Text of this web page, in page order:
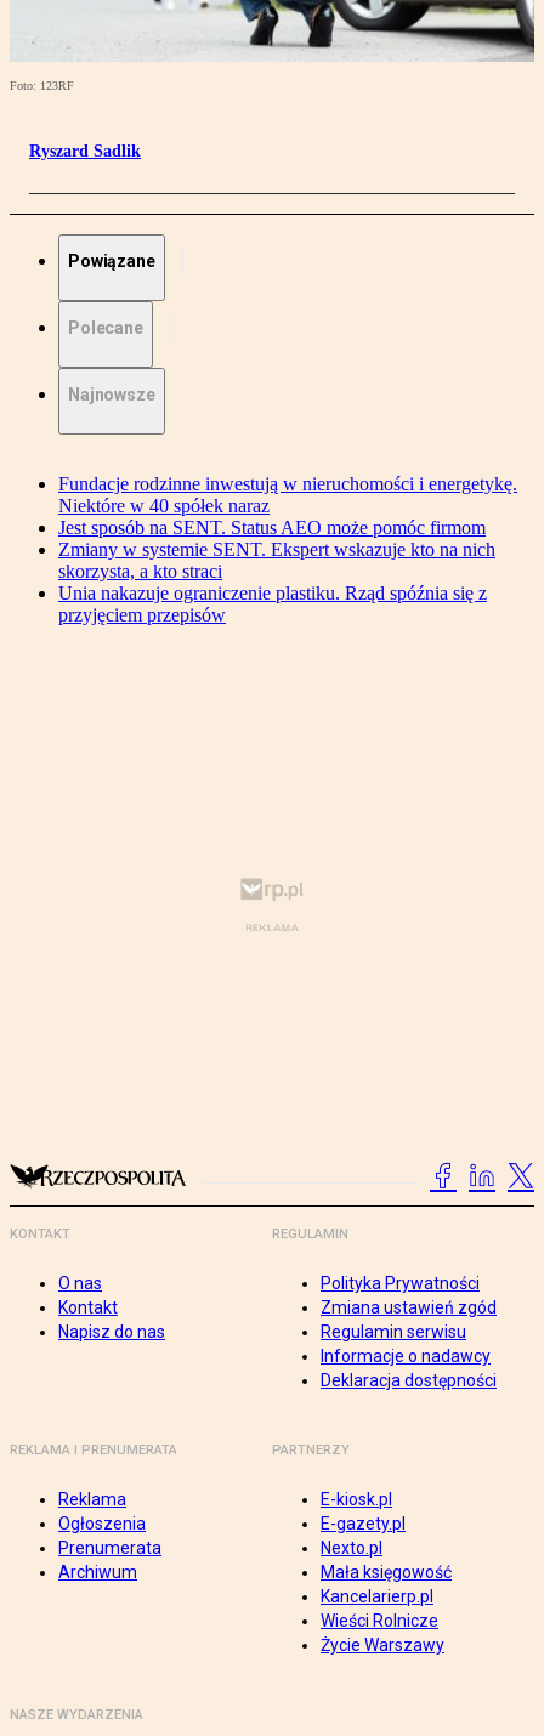
Foto: 123RF
Ryszard Sadlik
Powiązane
Polecane
Najnowsze
Fundacje rodzinne inwestują w nieruchomości i energetykę.
Niektóre w 40 spółek naraz
Jest sposób na SENT. Status AEO może pomóc firmom
Zmiany w systemie SENT. Ekspert wskazuje kto na nich
skorzysta, a kto straci
Unia nakazuje ograniczenie plastiku. Rząd spóźnia się z
przyjęciem przepisów
KONTAKT
O nas
Kontakt
Napisz do nas
REGULAMIN
Polityka Prywatności
Zmiana ustawień zgód
Regulamin serwisu
Informacje o nadawcy
Deklaracja dostępności
REKLAMA I PRENUMERATA
Reklama
Ogłoszenia
Prenumerata
Archiwum
PARTNERZY
E-kiosk.pl
E-gazety.pl
Nexto.pl
Mała księgowość
Kancelarierp.pl
Wieści Rolnicze
Życie Warszawy
NASZE WYDARZENIA